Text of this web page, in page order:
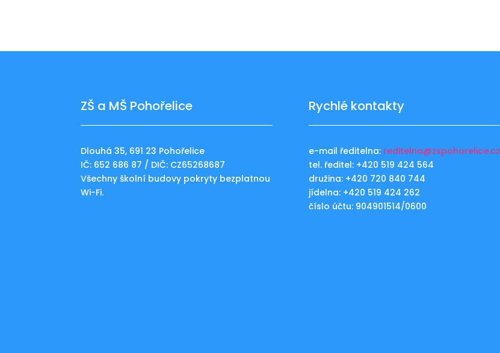
ZŠ a MŠ Pohořelice
Dlouhá 35, 691 23 Pohořelice
IČ: 652 686 87 / DIČ: CZ65268687
Všechny školní budovy pokryty bezplatnou
Wi-Fi.
Rychlé kontakty
e-mail ředitelna: reditelna@zspohorelice.cz
tel. ředitel: +420 519 424 564
družina: +420 720 840 744
jídelna: +420 519 424 262
číslo účtu: 904901514/0600